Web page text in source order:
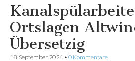
Ortslagen
Übersetzig
18. September 2024• 0 Kommentare